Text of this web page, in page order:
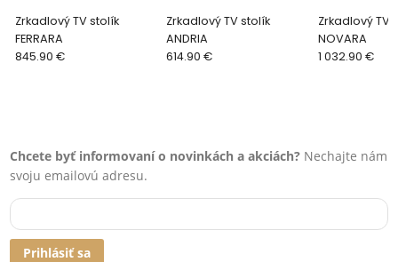
Zrkadlový TV stolík
FERRARA
845.90 €
Zrkadlový TV stolík
ANDRIA
614.90 €
Zrkadlový TV
NOVARA
1 032.90 €
Chcete byť informovaní o novinkách a akciách? Nechajte nám
svoju emailovú adresu.
Prihlásiť sa